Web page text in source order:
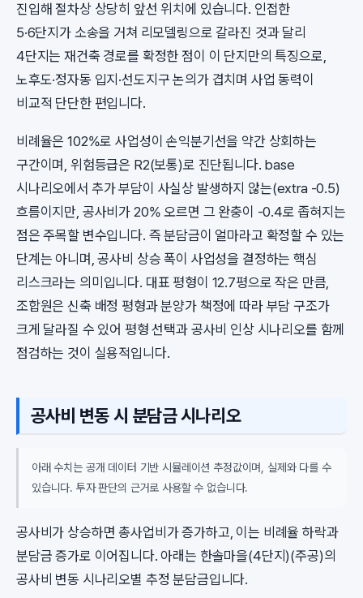
진입해 절차상 상당히 앞선 위치에 있습니다. 인접한
5·6단지가 소송을 거쳐 리모델링으로 갈라진 것과 달리
4단지는 재건축 경로를 확정한 점이 이 단지만의 특징으로,
노후도·정자동 입지·선도지구 논의가 겹치며 사업 동력이
비교적 단단한 편입니다.
비례율은 102%로 사업성이 손익분기선을 약간 상회하는
구간이며, 위험등급은 R2(보통)로 진단됩니다. base
시나리오에서 추가 부담이 사실상 발생하지 않는(extra -0.5)
흐름이지만, 공사비가 20% 오르면 그 완충이 -0.4로 좁혀지는
점은 주목할 변수입니다. 즉 분담금이 얼마라고 확정할 수 있는
단계는 아니며, 공사비 상승 폭이 사업성을 결정하는 핵심
리스크라는 의미입니다. 대표 평형이 12.7평으로 작은 만큼,
조합원은 신축 배정 평형과 분양가 책정에 따라 부담 구조가
크게 달라질 수 있어 평형 선택과 공사비 인상 시나리오를 함께
점검하는 것이 실용적입니다.
공사비 변동 시 분담금 시나리오
아래 수치는 공개 데이터 기반 시뮬레이션 추정값이며, 실제와 다를 수
있습니다. 투자 판단의 근거로 사용할 수 없습니다.
공사비가 상승하면 총사업비가 증가하고, 이는 비례율 하락과
분담금 증가로 이어집니다. 아래는 한솔마을(4단지)(주공)의
공사비 변동 시나리오별 추정 분담금입니다.